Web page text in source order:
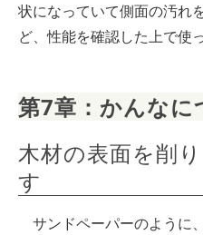
状になっていて側面の汚れ
ど、性能を確認した上で使
第7章：かんなに
木材の表面を削
す
サンドペーパーのように